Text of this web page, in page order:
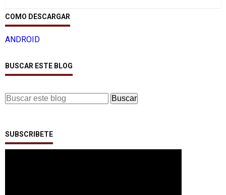
COMO DESCARGAR
ANDROID
BUSCAR ESTE BLOG
SUBSCRIBETE